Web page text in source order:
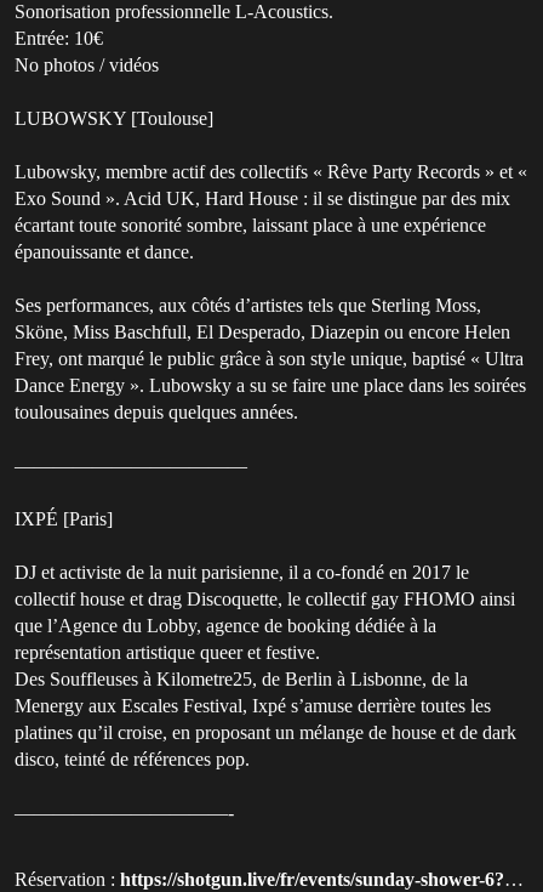
Sonorisation professionnelle L-Acoustics.
Entrée: 10€
No photos / vidéos
LUBOWSKY [Toulouse]
Lubowsky, membre actif des collectifs « Rêve Party Records » et «
Exo Sound ». Acid UK, Hard House : il se distingue par des mix
écartant toute sonorité sombre, laissant place à une expérience
épanouissante et dance.
Ses performances, aux côtés d’artistes tels que Sterling Moss,
Sköne, Miss Baschfull, El Desperado, Diazepin ou encore Helen
Frey, ont marqué le public grâce à son style unique, baptisé « Ultra
Dance Energy ». Lubowsky a su se faire une place dans les soirées
toulousaines depuis quelques années.
————————————
IXPÉ [Paris]
DJ et activiste de la nuit parisienne, il a co-fondé en 2017 le
collectif house et drag Discoquette, le collectif gay FHOMO ainsi
que l’Agence du Lobby, agence de booking dédiée à la
représentation artistique queer et festive.
Des Souffleuses à Kilometre25, de Berlin à Lisbonne, de la
Menergy aux Escales Festival, Ixpé s’amuse derrière toutes les
platines qu’il croise, en proposant un mélange de house et de dark
disco, teinté de références pop.
———————————-
Réservation : https://shotgun.live/fr/events/sunday-shower-6?utm_source=queer-paris